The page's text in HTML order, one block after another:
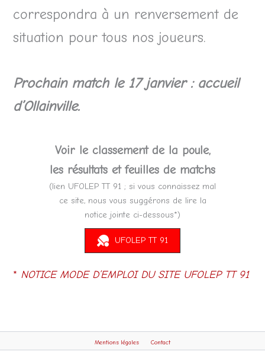
correspondra à un renversement de
situation pour tous nos joueurs.
Prochain match le 17 janvier : accueil
d’Ollainville.
Voir le classement de la poule,
les résultats et feuilles de matchs
(lien UFOLEP TT 91 ; si vous connaissez mal
ce site, nous vous suggérons de lire la
notice jointe ci-dessous*)
UFOLEP TT 91
* NOTICE MODE D’EMPLOI DU SITE UFOLEP TT 91
Mentions légales Contact